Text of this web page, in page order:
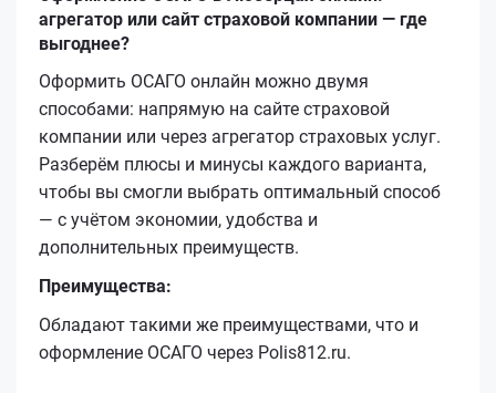
агрегатор или сайт страховой компании — где
выгоднее?
Оформить ОСАГО онлайн можно двумя
способами: напрямую на сайте страховой
компании или через агрегатор страховых услуг.
Разберём плюсы и минусы каждого варианта,
чтобы вы смогли выбрать оптимальный способ
— с учётом экономии, удобства и
дополнительных преимуществ.
Преимущества:
Обладают такими же преимуществами, что и
оформление ОСАГО через Polis812.ru.